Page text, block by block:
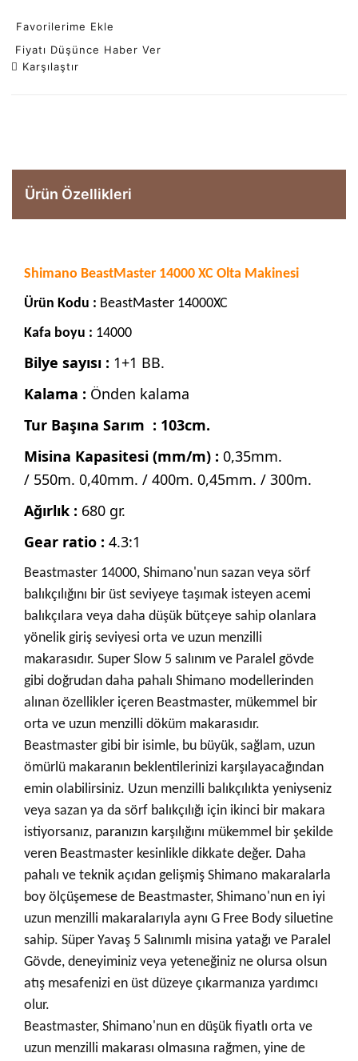
Favorilerime Ekle
Fiyatı Düşünce Haber Ver
Karşılaştır
Ürün Özellikleri
Shimano BeastMaster 14000 XC Olta Makinesi
Ürün Kodu : BeastMaster 14000XC
Kafa boyu : 14000
Bilye sayısı : 1+1 BB.
Kalama : Önden kalama
Tur Başına Sarım : 103cm.
Misina Kapasitesi (mm/m) : 0,35mm.
/ 550m. 0,40mm. / 400m. 0,45mm. / 300m.
Ağırlık : 680 gr.
Gear ratio : 4.3:1
Beastmaster 14000, Shimano'nun sazan veya sörf
balıkçılığını bir üst seviyeye taşımak isteyen acemi
balıkçılara veya daha düşük bütçeye sahip olanlara
yönelik giriş seviyesi orta ve uzun menzilli
makarasıdır. Super Slow 5 salınım ve Paralel gövde
gibi doğrudan daha pahalı Shimano modellerinden
alınan özellikler içeren Beastmaster, mükemmel bir
orta ve uzun menzilli döküm makarasıdır.
Beastmaster gibi bir isimle, bu büyük, sağlam, uzun
ömürlü makaranın beklentilerinizi karşılayacağından
emin olabilirsiniz. Uzun menzilli balıkçılıkta yeniyseniz
veya sazan ya da sörf balıkçılığı için ikinci bir makara
istiyorsanız, paranızın karşılığını mükemmel bir şekilde
veren Beastmaster kesinlikle dikkate değer. Daha
pahalı ve teknik açıdan gelişmiş Shimano makaralarla
boy ölçüşemese de Beastmaster, Shimano'nun en iyi
uzun menzilli makaralarıyla aynı G Free Body siluetine
sahip. Süper Yavaş 5 Salınımlı misina yatağı ve Paralel
Gövde, deneyiminiz veya yeteneğiniz ne olursa olsun
atış mesafenizi en üst düzeye çıkarmanıza yardımcı
olur.
Beastmaster, Shimano'nun en düşük fiyatlı orta ve
uzun menzilli makarası olmasına rağmen, yine de